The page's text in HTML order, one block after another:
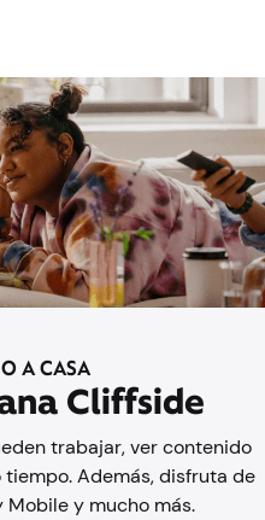
A CASA
Cliffside
trabajar, ver contenido
Además, disfruta de
y mucho más.